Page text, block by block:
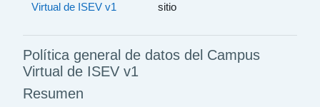
Virtual de ISEV v1
sitio
Política general de datos del Campus
Virtual de ISEV v1
Resumen